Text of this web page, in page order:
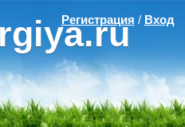
Регистрация / Вход